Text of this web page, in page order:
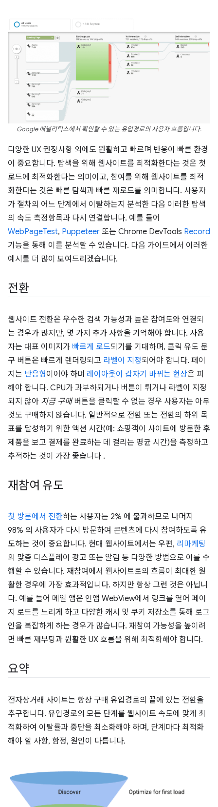
Google 애널리틱스에서 확인할 수 있는 유입경로의 사용자 흐름입니다.
다양한 UX 권장사항 외에도 원활하고 빠르며 반응이 빠른 환경
이 중요합니다. 탐색을 위해 웹사이트를 최적화한다는 것은 첫
로드에 최적화한다는 의미이고, 참여를 위해 웹사이트를 최적
화한다는 것은 빠른 탐색과 빠른 재로드를 의미합니다. 사용자
가 절차의 어느 단계에서 이탈하는지 분석한 다음 이러한 탐색
의 속도 측정항목과 다시 연결합니다. 예를 들어
WebPageTest, Puppeteer 또는 Chrome DevTools Record
기능을 통해 이를 분석할 수 있습니다. 다음 가이드에서 이러한
예시를 더 많이 보여드리겠습니다.
전환
웹사이트 전환은 우수한 검색 가능성과 높은 참여도와 연결되
는 경우가 많지만, 몇 가지 추가 사항을 기억해야 합니다. 사용
자는 대표 이미지가 빠르게 로드되기를 기대하며, 클릭 유도 문
구 버튼은 빠르게 렌더링되고 라벨이 지정되어야 합니다. 페이
지는 반응형이어야 하며 레이아웃이 갑자기 바뀌는 현상은 피
해야 합니다. CPU가 과부하되거나 버튼이 튀거나 라벨이 지정
되지 않아 지금 구매버튼을 클릭할 수 없는 경우 사용자는 아무
것도 구매하지 않습니다. 일반적으로 전환 또는 전환의 하위 목
표를 달성하기 위한 액션 시간(예: 쇼핑객이 사이트에 방문한 후
제품을 보고 결제를 완료하는 데 걸리는 평균 시간)을 측정하고
추적하는 것이 가장 좋습니다 .
재참여 유도
첫 방문에서 전환하는 사용자는 2% 에 불과하므로 나머지
98% 의 사용자가 다시 방문하여 콘텐츠에 다시 참여하도록 유
도하는 것이 중요합니다. 현대 웹사이트에서는 우편, 리마케팅
의 맞춤 디스플레이 광고 또는 알림 등 다양한 방법으로 이를 수
행할 수 있습니다. 재참여에서 웹사이트로의 흐름이 최대한 원
활한 경우에 가장 효과적입니다. 하지만 항상 그런 것은 아닙니
다. 예를 들어 메일 앱은 인앱 WebView에서 링크를 열어 페이
지 로드를 느리게 하고 다양한 캐시 및 쿠키 저장소를 통해 로그
인을 복잡하게 하는 경우가 많습니다. 재참여 가능성을 높이려
면 빠른 재부팅과 원활한 UX 흐름을 위해 최적화해야 합니다.
요약
전자상거래 사이트는 항상 구매 유입경로의 끝에 있는 전환을
추구합니다. 유입경로의 모든 단계를 웹사이트 속도에 맞게 최
적화하여 이탈률과 중단을 최소화해야 하며, 단계마다 최적화
해야 할 사항, 함정, 원인이 다릅니다.